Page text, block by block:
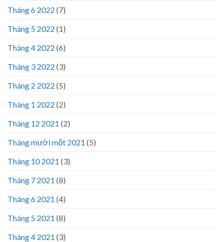
Tháng 6 2022 (7)
Tháng 5 2022 (1)
Tháng 4 2022 (6)
Tháng 3 2022 (3)
Tháng 2 2022 (5)
Tháng 1 2022 (2)
Tháng 12 2021 (2)
Tháng mười một 2021 (5)
Tháng 10 2021 (3)
Tháng 7 2021 (8)
Tháng 6 2021 (4)
Tháng 5 2021 (8)
Tháng 4 2021 (3)